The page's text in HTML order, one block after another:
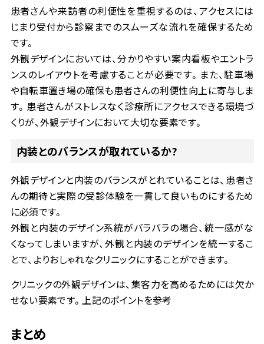
患者さんや来訪者の利便性を重視するのは、アクセスには
じまり受付から診察までのスムーズな流れを確保するため
です。
外観デザインにおいては、分かりやすい案内看板やエントラ
ンスのレイアウトを考慮することが必要です。また、駐車場
や自転車置き場の確保も患者さんの利便性向上に寄与しま
す。患者さんがストレスなく診療所にアクセスできる環境づ
くりが、外観デザインにおいて大切な要素です。
内装とのバランスが取れているか?
外観デザインと内装のバランスがとれていることは、患者さ
んの期待と実際の受診体験を一貫して良いものにするため
に必須です。
外観と内装のデザイン系統がバラバラの場合、統一感がな
くなってしまいますが、外観と内装のデザインを統一するこ
とで、よりおしゃれなクリニックにすることができます。
クリニックの外観デザインは、集客力を高めるためには欠か
せない要素です。上記のポイントを参考
まとめ